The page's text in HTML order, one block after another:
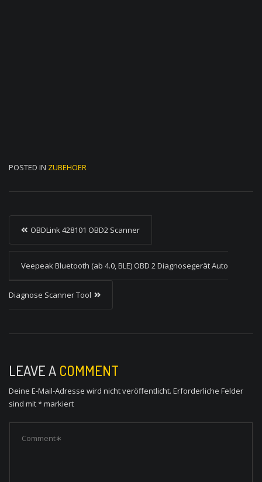
POSTED IN ZUBEHOER
P
o
t
n
v
g
a
t
OBDLink 428101 OBD2 Scanner
Veepeak Bluetooth (ab 4.0, BLE) OBD 2 Diagnosegerät Auto
Diagnose Scanner Tool
LEAVE A COMMENT
Deine E-Mail-Adresse wird nicht veröffentlicht. Erforderliche Felder
sind mit*markiert